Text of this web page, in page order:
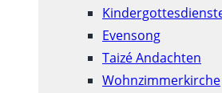
Evensong
Taizé Andachten
Wohnzimmerkirche